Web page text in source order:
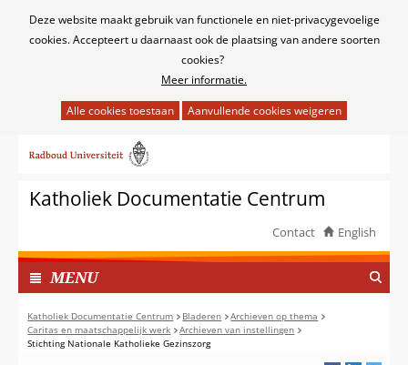
Cookies
Deze website maakt gebruik van functionele en niet-privacygevoelige
cookies. Accepteert u daarnaast ook de plaatsing van andere soorten
cookies?
Meer informatie.
het
van
cookies
deze
website
worden
toegestaan
of
geweigerd.
naar
inhoudKatholiek Documentatie Centrum
Contact English
MENUI
N
G
E
K
Katholiek Documentatie Centrum Bladeren
Archieven op thema
Caritas en maatschappelijk werk
Archieven van instellingen
Stichting Nationale Katholieke Gezinszorg